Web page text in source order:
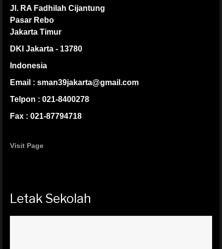
Jl. RA Fadhilah Cijantung
Pasar Rebo
Jakarta Timur
DKI Jakarta - 13780
Indonesia
Email : sman39jakarta@gmail.com
Telpon : 021-8400278
Fax : 021-87794718
Visit Page
Letak Sekolah